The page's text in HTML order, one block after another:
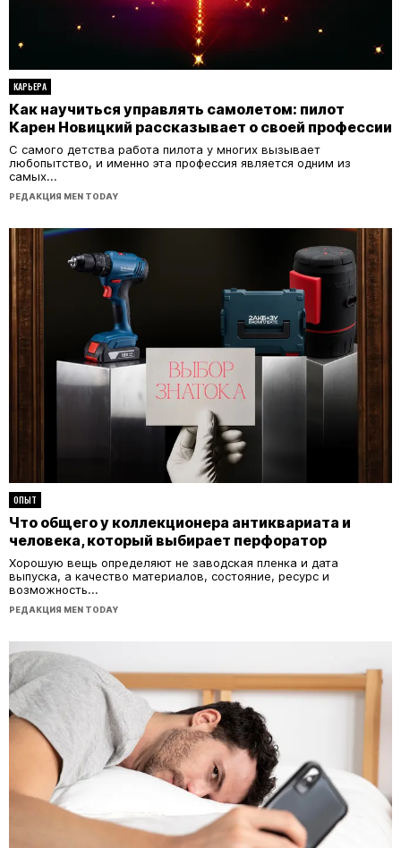
КАРЬЕРА
Как научиться управлять самолетом: пилот
Карен Новицкий рассказывает о своей профессии
РЕДАКЦИЯ MEN TODAY
С самого детства работа пилота у многих вызывает
любопытство, и именно эта профессия является одним из
самых...
ОПЫТ
Что общего у коллекционера антиквариата и
человека, который выбирает перфоратор
РЕДАКЦИЯ MEN TODAY
Хорошую вещь определяют не заводская пленка и дата
выпуска, а качество материалов, состояние, ресурс и
возможность...